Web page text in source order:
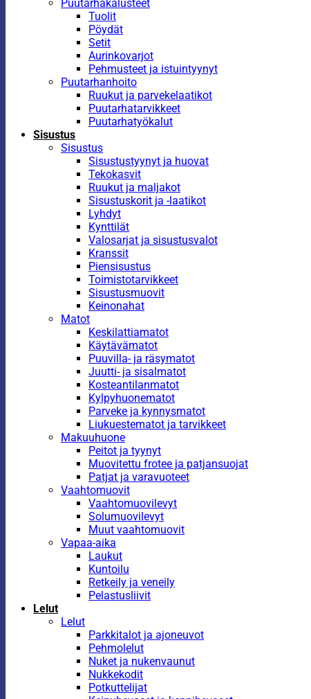
Puutarhakalusteet
Tuolit
Pöydät
Setit
Aurinkovarjot
Pehmusteet ja istuintyynyt
Puutarhanhoito
Ruukut ja parvekelaatikot
Puutarhatarvikkeet
Puutarhatyökalut
Sisustus
Sisustus
Sisustustyynyt ja huovat
Tekokasvit
Ruukut ja maljakot
Sisustuskorit ja -laatikot
Lyhdyt
Kynttilät
Valosarjat ja sisustusvalot
Kranssit
Piensisustus
Toimistotarvikkeet
Sisustusmuovit
Keinonahat
Matot
Keskilattiamatot
Käytävämatot
Puuvilla- ja räsymatot
Juutti- ja sisalmatot
Kosteantilanmatot
Kylpyhuonematot
Parveke ja kynnysmatot
Liukuestematot ja tarvikkeet
Makuuhuone
Peitot ja tyynyt
Muovitettu frotee ja patjansuojat
Patjat ja varavuoteet
Vaahtomuovit
Vaahtomuovilevyt
Solumuovilevyt
Muut vaahtomuovit
Vapaa-aika
Laukut
Kuntoilu
Retkeily ja veneily
Pelastusliivit
Lelut
Lelut
Parkkitalot ja ajoneuvot
Pehmolelut
Nuket ja nukenvaunut
Nukkekodit
Potkuttelijat